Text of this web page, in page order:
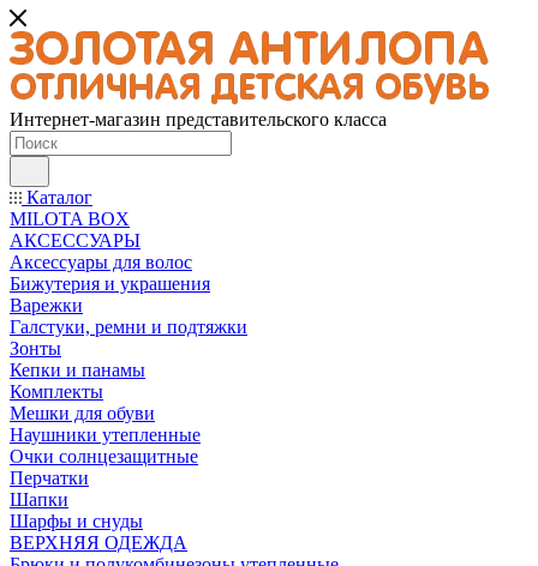
Интернет-магазин представительского класса
Каталог
MILOTA BOX
АКСЕССУАРЫ
Аксессуары для волос
Бижутерия и украшения
Варежки
Галстуки, ремни и подтяжки
Зонты
Кепки и панамы
Комплекты
Мешки для обуви
Наушники утепленные
Очки солнцезащитные
Перчатки
Шапки
Шарфы и снуды
ВЕРХНЯЯ ОДЕЖДА